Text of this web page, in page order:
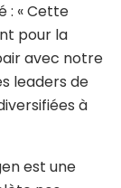
: « Cette
pour la
avec notre
leaders de
à
est une